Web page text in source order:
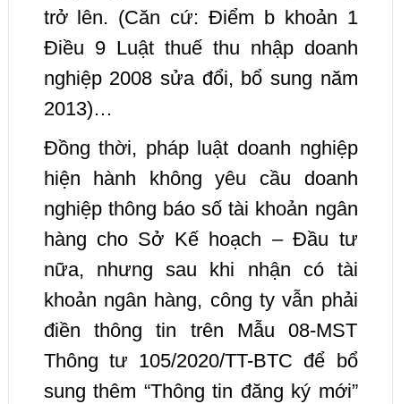
trở lên. (Căn cứ: Điểm b khoản 1
Điều 9 Luật thuế thu nhập doanh
nghiệp 2008 sửa đổi, bổ sung năm
2013)…
Đồng thời, pháp luật doanh nghiệp
hiện hành không yêu cầu doanh
nghiệp thông báo số tài khoản ngân
hàng cho Sở Kế hoạch – Đầu tư
nữa, nhưng sau khi nhận có tài
khoản ngân hàng, công ty vẫn phải
điền thông tin trên Mẫu 08-MST
Thông tư 105/2020/TT-BTC để bổ
sung thêm “Thông tin đăng ký mới”